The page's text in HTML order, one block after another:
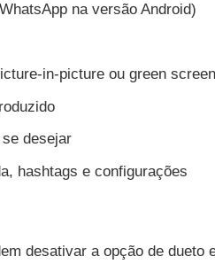
na versão Android)
in-picture ou green
desejar
hashtags e configurações
desativar a opção de dueto